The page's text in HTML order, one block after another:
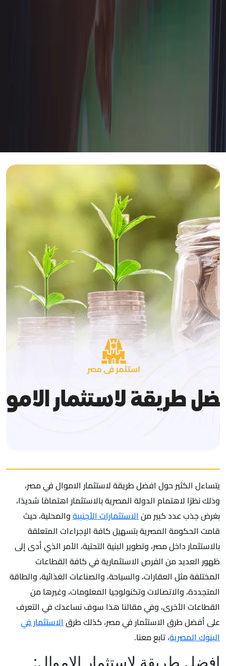
يتساءل الكثير حول افضل طريقة لاستثمار الاموال في مصر،
وذلك نظرًا لاهتمام الدولة المصرية بالاستثمار اهتمامًا شديدًا،
بغرض جذب عدد كبير منالاستثمارات الأجنبيةوالمحلية، حيث
قامت الحكومة المصرية بتسهيل كافة الإجراءات المتعلقة
بالاستثمار داخل مصر، وتطوير البنية التحتية، الأمر الذي أدى إلى
ظهور العديد من الفرص الاستثمارية في كافة القطاعات
المختلفة مثل العقارات، والسياحة، والصناعات الغذائية، والطاقة
المتجددة، والاتصالات وتكنولوجيا المعلومات، وغيرها من
القطاعات الأخرى، وفي مقالنا هذا سوف نساعدك في التعرف
على أفضل طرق الاستثمار في مصر، كذلك طرقالاستثمار في
البنوك المصرية، تابع معنا.
افضل طريقة لاستثمار الاموال: